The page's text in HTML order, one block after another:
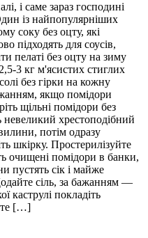
і саме зараз господині
із найпопулярніших
соку без оцту, які
підходять для соусів,
пелаті без оцту на зиму
3 кг м'ясистих стиглих
без гірки на кожну
якщо помідори
щільні помідори без
хрестоподібний
потім одразу
шкірку. Простерилізуйте
очищені помідори в банки,
пустять сік і майже
сіль, за бажанням —
каструлі покладіть
[…]